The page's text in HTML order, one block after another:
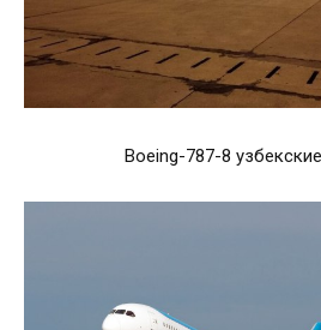
Boeing-787-8